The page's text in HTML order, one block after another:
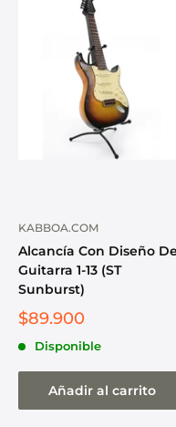
KABBOA.COM
Alcancía Con Diseño
Guitarra 1-13 (ST
Sunburst)
$89.900
Disponible
Añadir al carrito